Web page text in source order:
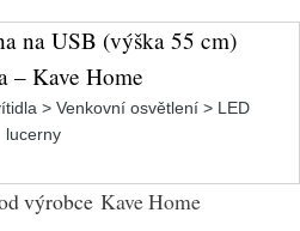
na USB (výška 55 cm)
– Kave Home
> Venkovní osvětlení > LED
lucerny
výrobce Kave Home